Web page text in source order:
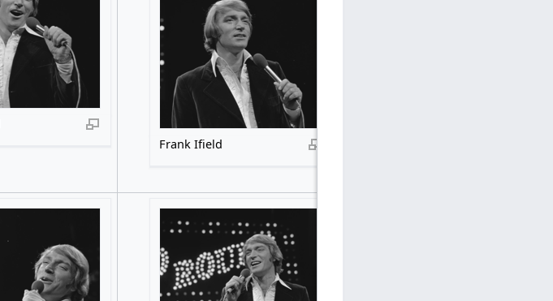
Frank Ifield